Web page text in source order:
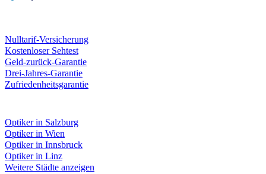
Nulltarif-Versicherung
Kostenloser Sehtest
Geld-zurück-Garantie
Drei-Jahres-Garantie
Zufriedenheitsgarantie
Optiker in Salzburg
Optiker in Wien
Optiker in Innsbruck
Optiker in Linz
Weitere Städte anzeigen